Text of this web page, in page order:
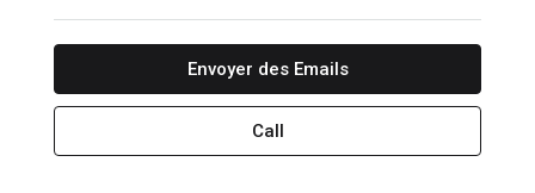
Envoyer des Emails
Call